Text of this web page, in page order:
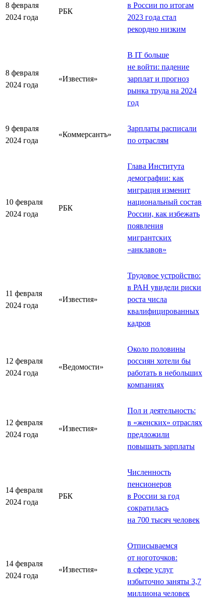
8 февраля
2024 года
РБК
в России по итогам
2023 года стал
рекордно низким
8 февраля
2024 года
«Известия»
В IT больше
не войти: падение
зарплат и прогноз
рынка труда на 2024
год
9 февраля
2024 года
«Коммерсантъ»
Зарплаты расписали
по отраслям
10 февраля
2024 года
РБК
Глава Института
демографии: как
миграция изменит
национальный состав
России, как избежать
появления
мигрантских
«анклавов»
11 февраля
2024 года
«Известия»
Трудовое устройство:
в РАН увидели риски
роста числа
квалифицированных
кадров
12 февраля
2024 года
«Ведомости»
Около половины
россиян хотели бы
работать в небольших
компаниях
12 февраля
2024 года
«Известия»
Пол и деятельность:
в «женских» отраслях
предложили
повышать зарплаты
14 февраля
2024 года
РБК
Численность
пенсионеров
в России за год
сократилась
на 700 тысяч человек
14 февраля
2024 года
«Известия»
Отписываемся
от ноготочков:
в сфере услуг
избыточно заняты 3,7
миллиона человек